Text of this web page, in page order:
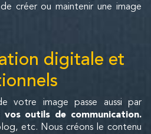
créer ou maintenir une image
digitale et
votre image passe aussi par
outils de communication.
etc. Nous créons le contenu